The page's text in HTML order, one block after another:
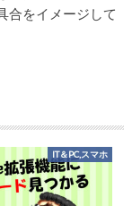
合をイメージして
IT＆PC,スマホ